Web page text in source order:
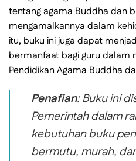
tentang agama Buddha dan
mengamalkannya dalam
itu, buku ini juga dapat
bermanfaat bagi guru dalam
Pendidikan Agama Buddha
Penafian: Buku ini
Pemerintah dalam
kebutuhan buku
bermutu, murah,